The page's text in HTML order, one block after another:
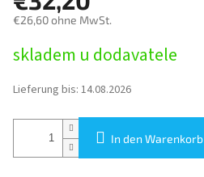
€26,60 ohne MwSt.
skladem u dodavatele
Lieferung bis: 14.08.2026
In den Warenkorb